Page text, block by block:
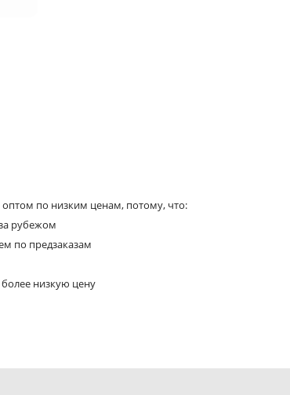
по низким ценам, потому, что:
рубежом
по предзаказам
низкую цену